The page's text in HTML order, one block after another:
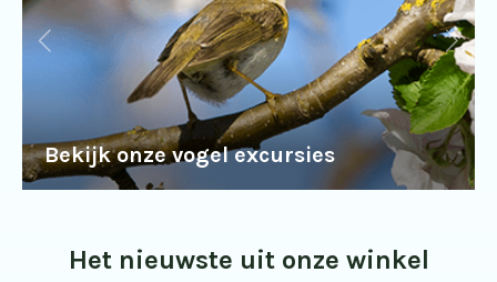
Bekijk onze vogel excursies
Het nieuwste uit onze winkel